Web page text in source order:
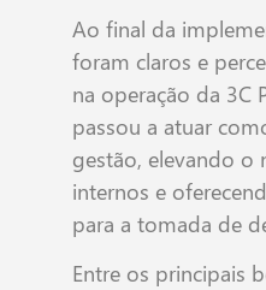
Ao final da
foram claros e
na operação da 3C
passou a atuar
gestão, elevando o
internos e
para a tomada de
Entre os principais